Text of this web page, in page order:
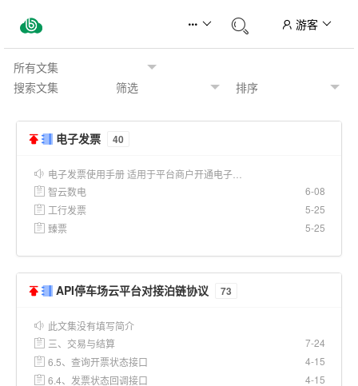
游客
电子发票 40
电子发票使用手册 适用于平台商户开通电子…
智云数电
6-08
工行发票
5-25
臻票
5-25
API停车场云平台对接泊链协议 73
此文集没有填写简介
三、交易与结算
7-24
6.5、查询开票状态接口
4-15
6.4、发票状态回调接口
4-15